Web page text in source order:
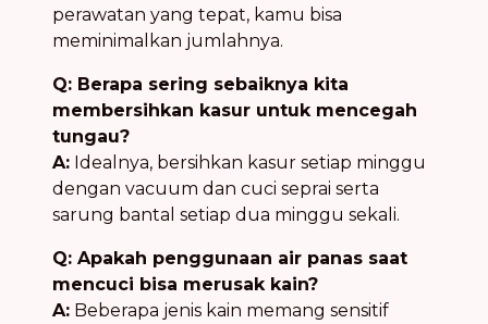
perawatan yang tepat, kamu bisa
meminimalkan jumlahnya.
Q: Berapa sering sebaiknya kita
membersihkan kasur untuk mencegah
tungau?
A: Idealnya, bersihkan kasur setiap minggu
dengan vacuum dan cuci seprai serta
sarung bantal setiap dua minggu sekali.
Q: Apakah penggunaan air panas saat
mencuci bisa merusak kain?
A: Beberapa jenis kain memang sensitif